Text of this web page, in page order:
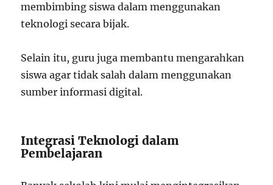
membimbing siswa dalam menggunakan
teknologi secara bijak.
Selain itu, guru juga membantu mengarahkan
siswa agar tidak salah dalam menggunakan
sumber informasi digital.
Integrasi Teknologi dalam
Pembelajaran